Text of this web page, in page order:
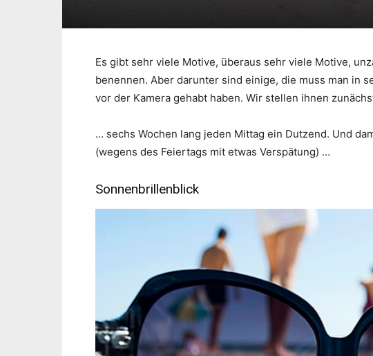
Es gibt sehr viele Motive, überaus sehr viele Motive,
benennen. Aber darunter sind einige, die muss man in
vor der Kamera gehabt haben. Wir stellen ihnen
… sechs Wochen lang jeden Mittag ein Dutzend. Und
(wegens des Feiertags mit etwas Verspätung) …
Sonnenbrillenblick